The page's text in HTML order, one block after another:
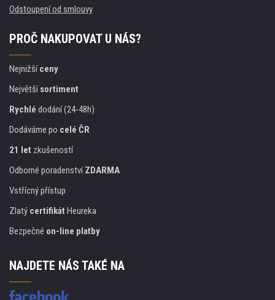
Odstoupení od smlouvy
PROČ NAKUPOVAT U NÁS?
Nejnižšíceny
Největšísortiment
Rychlé dodání (24-48h)
Dodáváme po celé ČR
21 let zkušeností
Odborné poradenstvíZDARMA
Vstřícný přístup
Zlatý certifikát Heureka
Bezpečné on-line platby
NAJDETE NÁS TAKÉ NA